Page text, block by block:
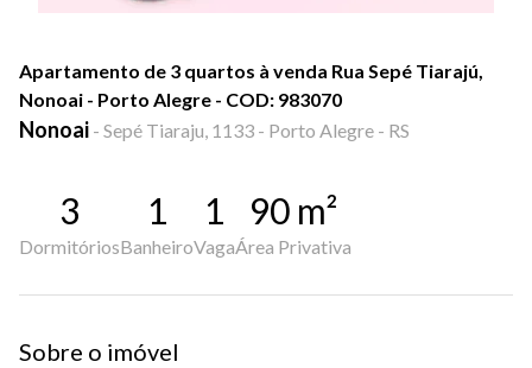
Apartamento de 3 quartos à venda Rua Sepé Tiarajú,
Nonoai - Porto Alegre - COD: 983070
Nonoai - Sepé Tiaraju, 1133 - Porto Alegre - RS
3
Dormitórios
1
Banheiro
1
Vaga
90 m²
Área Privativa
Sobre o imóvel